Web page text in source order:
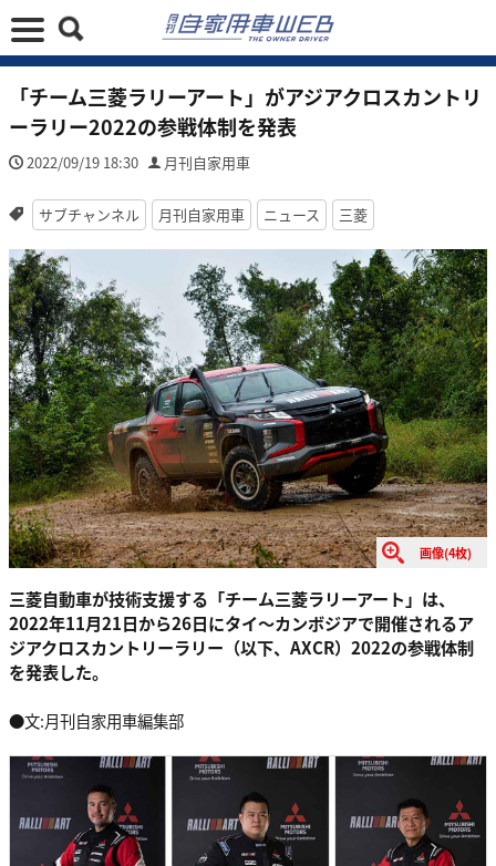
「チーム三菱ラリーアート」がアジアクロスカントリ
ーラリー2022の参戦体制を発表
2022/09/19 18:30 月刊自家用車
サブチャンネル 月刊自家用車 ニュース 三菱
画像(4枚)
三菱自動車が技術支援する「チーム三菱ラリーアート」は、
2022年11月21日から26日にタイ～カンボジアで開催されるア
ジアクロスカントリーラリー（以下、AXCR）2022の参戦体制
を発表した。
●文:月刊自家用車編集部